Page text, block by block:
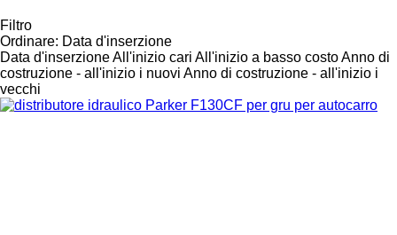
Filtro
Ordinare: Data d'inserzione
Data d'inserzioneAll'inizio cari All'inizio a basso costoAnno di
costruzione - all'inizio i nuovi Anno di costruzione - all'inizio i
vecchi